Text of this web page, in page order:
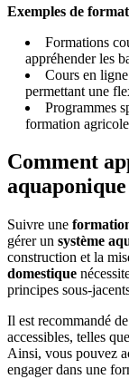
Exemples de
Formations
appréhender les
Cours en
permettant une
Programmes
formation
Comment
aquaponique
Suivre une
gérer un système
construction et la
domestique
principes sous-
Il est recommandé
accessibles, telles
Ainsi, vous pouvez
engager dans une